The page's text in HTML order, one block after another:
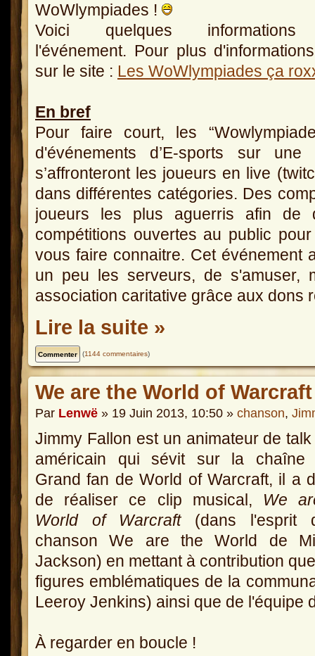
WoWlympiades !
Voici quelques
l'événement. Pour plus
sur le site : Les WoWlympiades ça
En bref
Pour faire court, les
d'événements d’E-sports sur
s’affronteront les joueurs en live
dans différentes catégories. Des
joueurs les plus aguerris afin de
compétitions ouvertes au public
vous faire connaitre. Cet événement
un peu les serveurs, de s'amuser,
association caritative grâce aux dons
Lire la suite »
(1144 commentaires)
We are the World of Warcraft
Par Lenwë » 19 Juin 2013, 10:50 » chanson,
Jimmy Fallon est un animateur de
américain qui sévit sur la chaîne
Grand fan de World of Warcraft, il a
de réaliser ce clip musical, We
World of Warcraft(dans l'esprit
chanson We are the World de
Jackson) en mettant à contribution
figures emblématiques de la
Leeroy Jenkins) ainsi que de l'équipe
À regarder en boucle !